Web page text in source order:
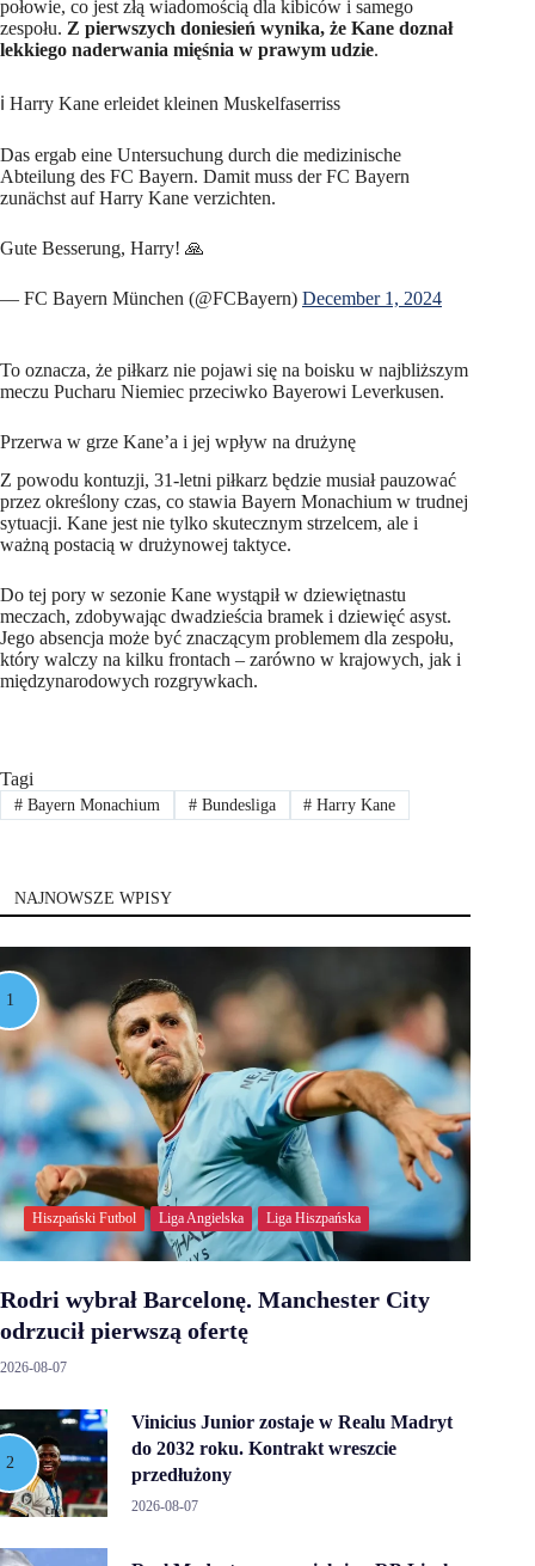
połowie, co jest złą wiadomością dla kibiców i samego
zespołu. Z pierwszych doniesień wynika, że Kane doznał
lekkiego naderwania mięśnia w prawym udzie.
ℹ️ Harry Kane erleidet kleinen Muskelfaserriss
Das ergab eine Untersuchung durch die medizinische
Abteilung des FC Bayern. Damit muss der FC Bayern
zunächst auf Harry Kane verzichten.
Gute Besserung, Harry! 🙏
— FC Bayern München (@FCBayern) December 1, 2024
To oznacza, że piłkarz nie pojawi się na boisku w najbliższym
meczu Pucharu Niemiec przeciwko Bayerowi Leverkusen.
Przerwa w grze Kane’a i jej wpływ na drużynę
Z powodu kontuzji, 31-letni piłkarz będzie musiał pauzować
przez określony czas, co stawia Bayern Monachium w trudnej
sytuacji. Kane jest nie tylko skutecznym strzelcem, ale i
ważną postacią w drużynowej taktyce.
Do tej pory w sezonie Kane wystąpił w dziewiętnastu
meczach, zdobywając dwadzieścia bramek i dziewięć asyst.
Jego absencja może być znaczącym problemem dla zespołu,
który walczy na kilku frontach – zarówno w krajowych, jak i
międzynarodowych rozgrywkach.
Tagi
#Bayern Monachium #Bundesliga # Harry Kane
NAJNOWSZE WPISY
Hiszpański Futbol Liga Angielska Liga Hiszpańska
Rodri wybrał Barcelonę. Manchester City
odrzucił pierwszą ofertę
2026-08-07
Vinicius Junior zostaje w Realu Madryt
do 2032 roku. Kontrakt wreszcie
przedłużony
2026-08-07